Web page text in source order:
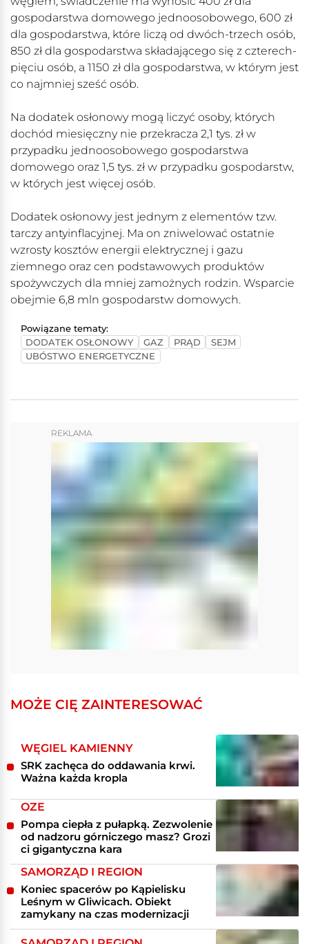
gospodarstwa domowego jednoosobowego, 600 zł
dla gospodarstwa, które liczą od dwóch-trzech osób,
850 zł dla gospodarstwa składającego się z czterech-
pięciu osób, a 1150 zł dla gospodarstwa, w którym jest
co najmniej sześć osób.
Na dodatek osłonowy mogą liczyć osoby, których
dochód miesięczny nie przekracza 2,1 tys. zł w
przypadku jednoosobowego gospodarstwa
domowego oraz 1,5 tys. zł w przypadku gospodarstw,
w których jest więcej osób.
Dodatek osłonowy jest jednym z elementów tzw.
tarczy antyinflacyjnej. Ma on zniwelować ostatnie
wzrosty kosztów energii elektrycznej i gazu
ziemnego oraz cen podstawowych produktów
spożywczych dla mniej zamożnych rodzin. Wsparcie
obejmie 6,8 mln gospodarstw domowych.
Powiązane tematy:
DODATEK OSŁONOWY
GAZ PRĄD
SEJM
UBÓSTWO ENERGETYCZNE
REKLAMA
MOŻE CIĘ ZAINTERESOWAĆ
WĘGIEL KAMIENNY
SRK zachęca do oddawania krwi.
Ważna każda kropla
OZE
Pompa ciepła z pułapką. Zezwolenie
od nadzoru górniczego masz? Grozi
ci gigantyczna kara
SAMORZĄD I REGION
Koniec spacerów po Kąpielisku
Leśnym w Gliwicach. Obiekt
zamykany na czas modernizacji